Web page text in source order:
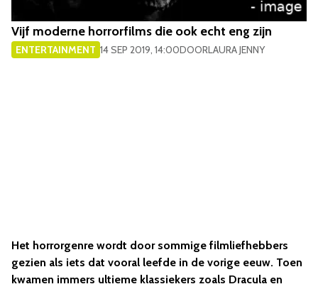
​Vijf moderne horrorfilms die ook echt eng zijn
ENTERTAINMENT 14 SEP 2019, 14:00DOORLAURA JENNY
Het horrorgenre wordt door sommige filmliefhebbers
gezien als iets dat vooral leefde in de vorige eeuw. Toen
kwamen immers ultieme klassiekers zoals Dracula en